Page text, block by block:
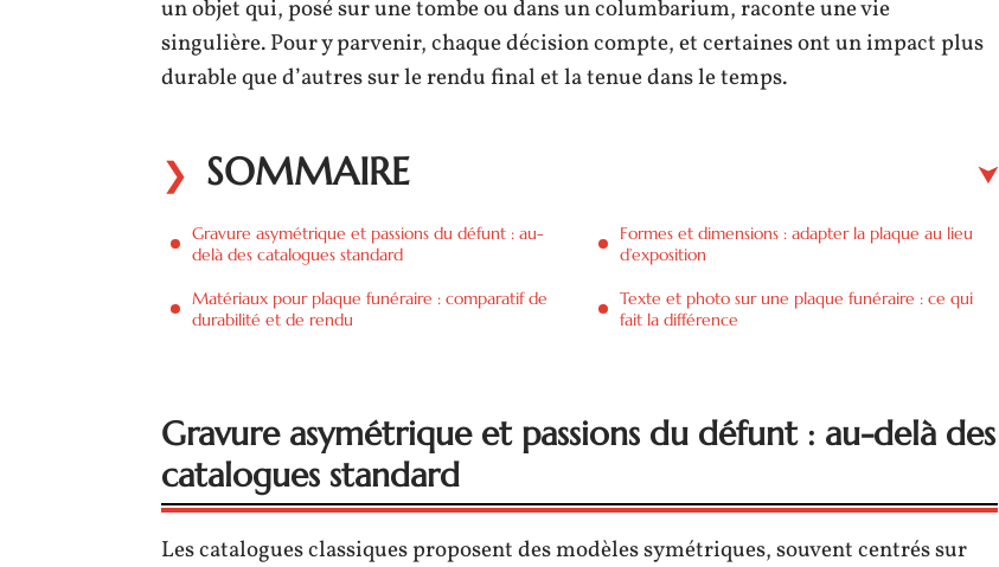
un objet qui, posé sur une tombe ou dans un columbarium, raconte une vie
singulière. Pour y parvenir, chaque décision compte, et certaines ont un impact plus
durable que d’autres sur le rendu final et la tenue dans le temps.
SOMMAIRE
Gravure asymétrique et passions du défunt : au-
delà des catalogues standard
Matériaux pour plaque funéraire : comparatif de
durabilité et de rendu
Formes et dimensions : adapter la plaque au lieu
d’exposition
Texte et photo sur une plaque funéraire : ce qui
fait la différence
Gravure asymétrique et passions du défunt : au-delà des
catalogues standard
Les catalogues classiques proposent des modèles symétriques, souvent centrés sur